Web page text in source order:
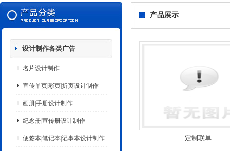
设计制作各类广告
名片设计制作
宣传单页|彩页|折页设计制作
画册|手册设计制作
纪念册|宣传册设计制作
便签本|笔记本|记事本设计制作
产品展示
定制联单